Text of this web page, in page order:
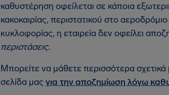
καθυστέρηση οφείλεται σε κάποια
κακοκαιρίας, περιστατικού στο
κυκλοφορίας, η εταιρεία δεν οφείλει
περιστάσεις.
Μπορείτε να μάθετε περισσότερα σχετικά
σελίδα μαςγια την αποζημίωση λόγω